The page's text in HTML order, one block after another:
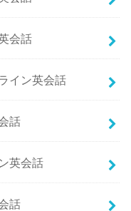
会話
イン英会話
話
英会話
話